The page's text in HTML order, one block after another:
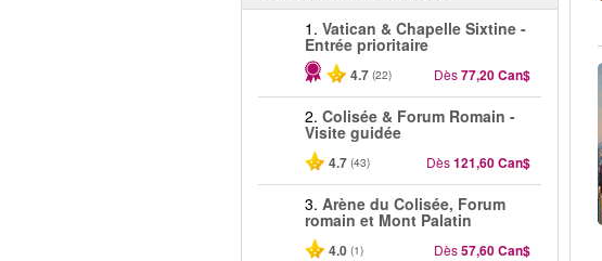
1. Vatican & Chapelle Sixtine -
Entrée prioritaire
4.7 (22) Dès77,20 Can$
2. Colisée & Forum Romain -
Visite guidée
4.7 (43) Dès121,60 Can$
3. Arène du Colisée, Forum
romain et Mont Palatin
4.0 (1) Dès57,60 Can$